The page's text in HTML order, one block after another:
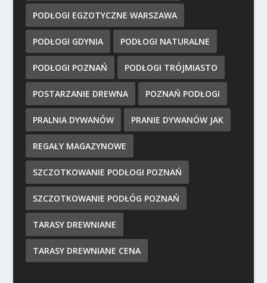
PODŁOGI EGZOTYCZNE WARSZAWA
PODŁOGI GDYNIA PODŁOGI NATURALNE
PODŁOGI POZNAŃ PODŁOGI TRÓJMIASTO
POSTARZANIE DREWNA POZNAŃ PODŁOGI
PRALNIA DYWANÓW PRANIE DYWANÓW JAK
REGAŁY MAGAZYNOWE
SZCZOTKOWANIE PODŁOGI POZNAŃ
SZCZOTKOWANIE PODŁÓG POZNAŃ
TARASY DREWNIANE
TARASY DREWNIANE CENA